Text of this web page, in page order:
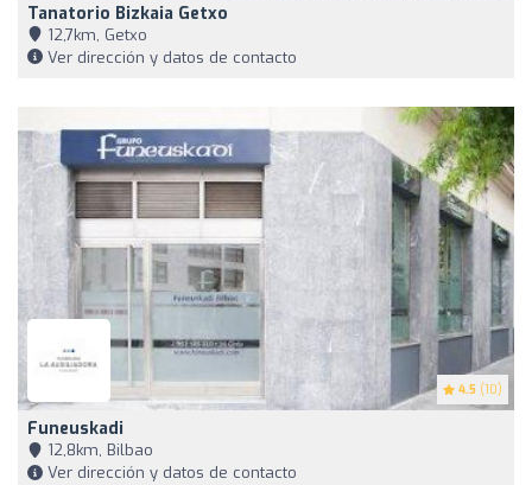
Tanatorio Bizkaia Getxo
12,7km, Getxo
Ver dirección y datos de contacto
4.5 (10)
Funeuskadi
12,8km, Bilbao
Ver dirección y datos de contacto